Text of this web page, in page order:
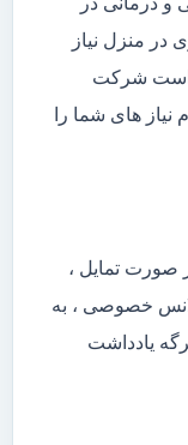
در منزل نیاز
است شرکت
های شما را
صورت تمایل ،
خصوصی ، به
یادداشت